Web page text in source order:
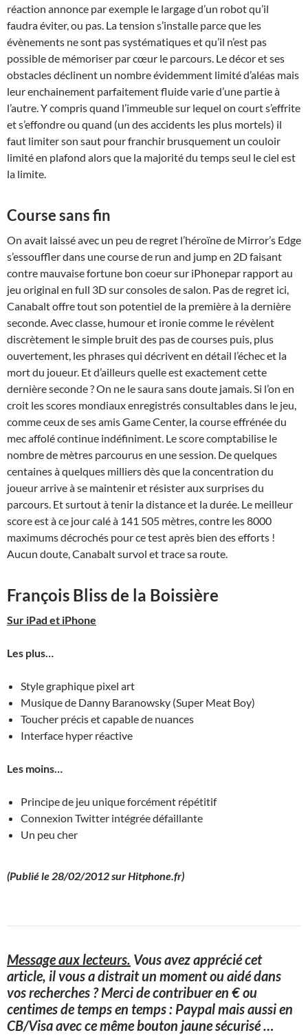
réaction annonce par exemple le largage d’un robot qu’il
faudra éviter, ou pas. La tension s’installe parce que les
évènements ne sont pas systématiques et qu’il n’est pas
possible de mémoriser par cœur le parcours. Le décor et ses
obstacles déclinent un nombre évidemment limité d’aléas mais
leur enchainement parfaitement fluide varie d’une partie à
l’autre. Y compris quand l’immeuble sur lequel on court s’effrite
et s’effondre ou quand (un des accidents les plus mortels) il
faut limiter son saut pour franchir brusquement un couloir
limité en plafond alors que la majorité du temps seul le ciel est
la limite.
Course sans fin
On avait laissé avec un peu de regret l’héroïne de Mirror’s Edge
s’essouffler dans une course de run and jump en 2D faisant
contre mauvaise fortune bon coeur sur iPhonepar rapport au
jeu original en full 3D sur consoles de salon. Pas de regret ici,
Canabalt offre tout son potentiel de la première à la dernière
seconde. Avec classe, humour et ironie comme le révèlent
discrètement le simple bruit des pas de courses puis, plus
ouvertement, les phrases qui décrivent en détail l’échec et la
mort du joueur. Et d’ailleurs quelle est exactement cette
dernière seconde ? On ne le saura sans doute jamais. Si l’on en
croit les scores mondiaux enregistrés consultables dans le jeu,
comme ceux de ses amis Game Center, la course effrénée du
mec affolé continue indéfiniment. Le score comptabilise le
nombre de mètres parcourus en une session. De quelques
centaines à quelques milliers dès que la concentration du
joueur arrive à se maintenir et résister aux surprises du
parcours. Et surtout à tenir la distance et la durée. Le meilleur
score est à ce jour calé à 141 505 mètres, contre les 8000
maximums décrochés pour ce test après bien des efforts !
Aucun doute, Canabalt survol et trace sa route.
François Bliss de la Boissière
Sur iPad et iPhone
Les plus…
Style graphique pixel art
Musique de Danny Baranowsky (Super Meat Boy)
Toucher précis et capable de nuances
Interface hyper réactive
Les moins…
Principe de jeu unique forcément répétitif
Connexion Twitter intégrée défaillante
Un peu cher
(Publié le 28/02/2012 sur Hitphone.fr)
Message aux lecteurs. Vous avez apprécié cet
article, il vous a distrait un moment ou aidé dans
vos recherches ? Merci de contribuer en € ou
centimes de temps en temps : Paypal mais aussi en
CB/Visa avec ce même bouton jaune sécurisé…